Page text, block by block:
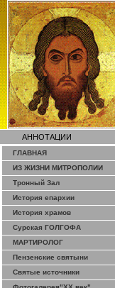
АННОТАЦИИ
ГЛАВНАЯ
ИЗ ЖИЗНИ МИТРОПОЛИИ
Тронный Зал
История епархии
История храмов
Сурская ГОЛГОФА
МАРТИРОЛОГ
Пензенские святыни
Святые источники